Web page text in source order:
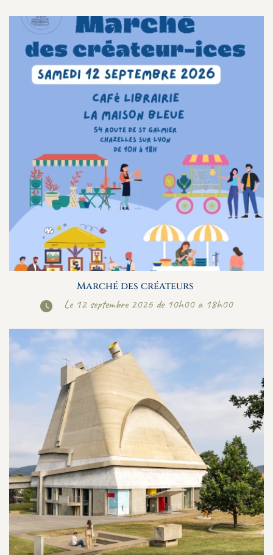
Marché des créateurs
Le 12 septembre 2026 de 10h00 a 18h00